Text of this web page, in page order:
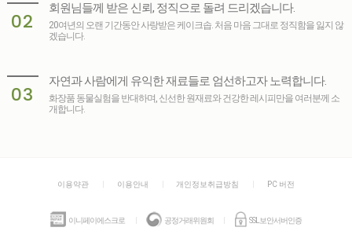
02
회원님들께 받은 신뢰, 정직으로 돌려 드리겠습니다.
20여년의 오랜 기간동안 사랑받은 케이크솝. 처음 마음 그대로 정직함을 잃지 않
겠습니다.
03
자연과 사람에게 유익한 재료들로 엄선하고자 노력합니다.
화장품 동물실험을 반대하며, 신선한 원재료와 건강한 레시피만을 여러분께 소
개합니다.
이용약관 이용안내 개인정보취급방침 PC 버전
이니페이에스크로 공정거래위원회 SSL보안서버인증